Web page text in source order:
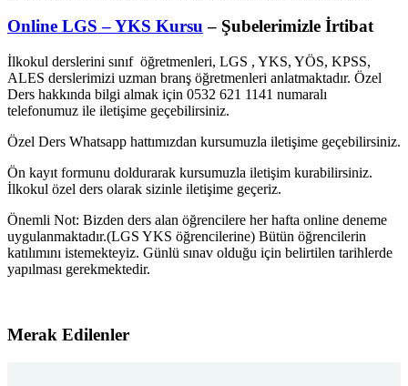
Online LGS – YKS Kursu – Şubelerimizle İrtibat
İlkokul derslerini sınıf öğretmenleri, LGS , YKS, YÖS, KPSS,
ALES derslerimizi uzman branş öğretmenleri anlatmaktadır. Özel
Ders hakkında bilgi almak için 0532 621 1141 numaralı
telefonumuz ile iletişime geçebilirsiniz.
Özel Ders Whatsapp hattımızdan kursumuzla iletişime geçebilirsiniz.
Ön kayıt formunu doldurarak kursumuzla iletişim kurabilirsiniz.
İlkokul özel ders olarak sizinle iletişime geçeriz.
Önemli Not: Bizden ders alan öğrencilere her hafta online deneme
uygulanmaktadır.(LGS YKS öğrencilerine) Bütün öğrencilerin
katılımını istemekteyiz. Günlü sınav olduğu için belirtilen tarihlerde
yapılması gerekmektedir.
Merak Edilenler